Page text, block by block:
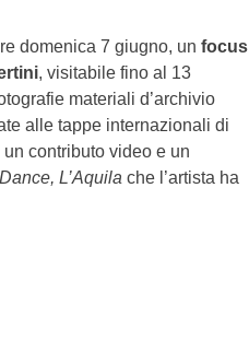
domenica 7 giugno, un focus
, visitabile fino al 13
materiali d’archivio
alle tappe internazionali di
contributo video e un
L’Aquila che l’artista ha